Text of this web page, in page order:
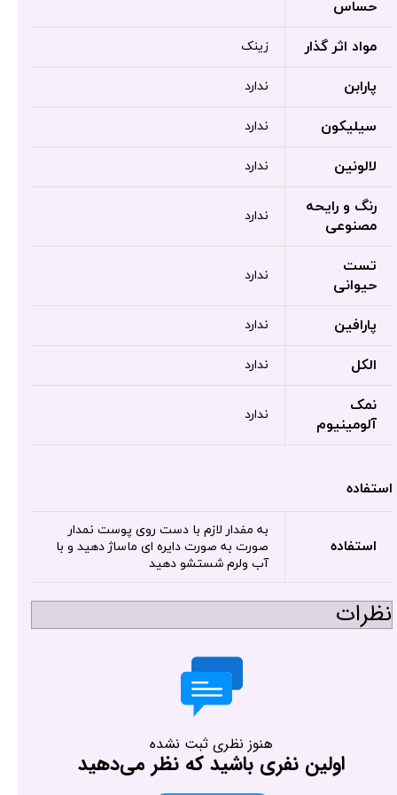
حساس
مواد اثر گذار زینک
پارابن ندارد
سیلیکون ندارد
لالونین ندارد
رنگ و رایحه
مصنوعی
ندارد
تست
حیوانی
ندارد
پارافین ندارد
الکل ندارد
نمک
آلومینیوم
ندارد
استفاده
استفاده
به مفدار لازم با دست روی پوست نمدار
صورت به صورت دایره ای ماساژ دهید و با
آب ولرم شستشو دهید
نظرات
هنوز نظری ثبت نشده
اولین نفری باشید که نظر می‌دهید